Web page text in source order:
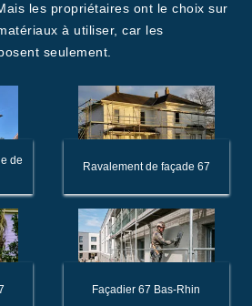
les propriétaires ont le choix sur
à utiliser, car les
seulement.
de
Ravalement de façade 67
Façadier 67 Bas-Rhin